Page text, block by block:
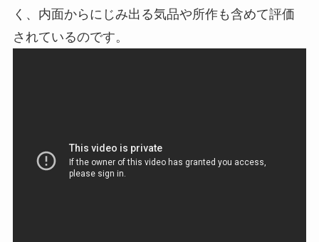
く、内面からにじみ出る気品や所作も含めて評価
されているのです。